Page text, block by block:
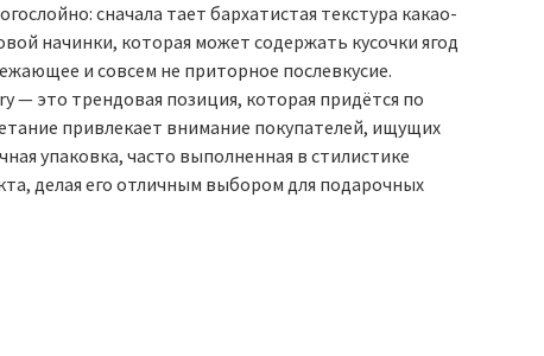
сначала тает бархатистая текстура какао-
начинки, которая может содержать кусочки ягод
и совсем не приторное послевкусие.
— это трендовая позиция, которая придётся по
привлекает внимание покупателей, ищущих
упаковка, часто выполненная в стилистике
делая его отличным выбором для подарочных